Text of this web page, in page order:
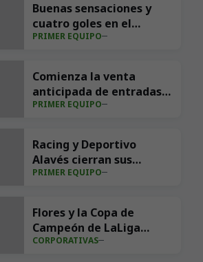
Buenas sensaciones y
cuatro goles en el
ensayo ante el Sporting
PRIMER EQUIPO
Comienza la venta
anticipada de entradas
para la visita del
Campos de Sport
PRIMER EQUIPO
Racing y Deportivo
Alavés cierran sus
pretemporadas en el III
PRIMER EQUIPO
Flores y la Copa de
Campeón de LaLiga
Hypermotion para la
CORPORATIVAS